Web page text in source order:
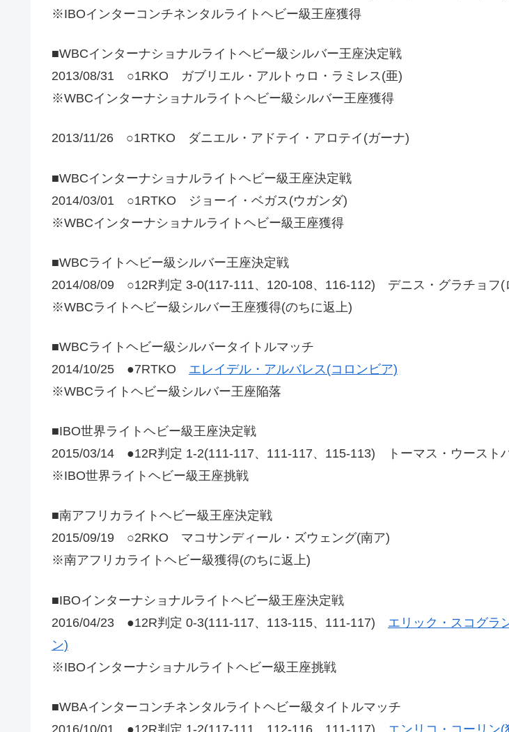
※IBOインターコンチネンタルライトヘビー級王座獲得
■WBCインターナショナルライトヘビー級シルバー王座決定戦
2013/08/31 ○1RKO ガブリエル・アルトゥロ・ラミレス(亜)
※WBCインターナショナルライトヘビー級シルバー王座獲得
2013/11/26 ○1RTKO ダニエル・アドテイ・アロテイ(ガーナ)
■WBCインターナショナルライトヘビー級王座決定戦
2014/03/01 ○1RTKO ジョーイ・ベガス(ウガンダ)
※WBCインターナショナルライトヘビー級王座獲得
■WBCライトヘビー級シルバー王座決定戦
2014/08/09 ○12R判定 3-0(117-111、120-108、116-112) デニス・グラチョフ(
※WBCライトヘビー級シルバー王座獲得(のちに返上)
■WBCライトヘビー級シルバータイトルマッチ
2014/10/25 ●7RTKO エレイデル・アルバレス(コロンビア)
※WBCライトヘビー級シルバー王座陥落
■IBO世界ライトヘビー級王座決定戦
2015/03/14 ●12R判定 1-2(111-117、111-117、115-113) トーマス・ウースト
※IBO世界ライトヘビー級王座挑戦
■南アフリカライトヘビー級王座決定戦
2015/09/19 ○2RKO マコサンディール・ズウェング(南ア)
※南アフリカライトヘビー級獲得(のちに返上)
■IBOインターナショナルライトヘビー級王座決定戦
2016/04/23 ●12R判定 0-3(111-117、113-115、111-117) エリック・スコグラ
ン)
※IBOインターナショナルライトヘビー級王座挑戦
■WBAインターコンチネンタルライトヘビー級タイトルマッチ
2016/10/01 ●12R判定 1-2(117-111、112-116、111-117) エンリコ・コーリン(